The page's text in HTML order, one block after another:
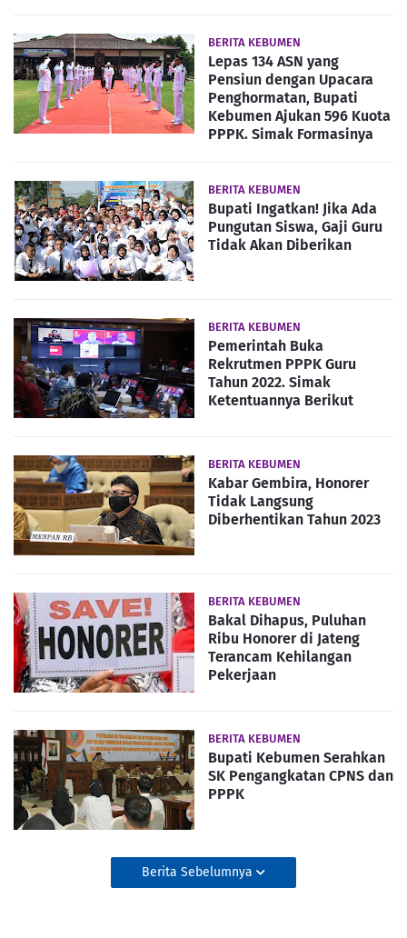
BERITA KEBUMEN
Lepas 134 ASN yang
Pensiun dengan Upacara
Penghormatan, Bupati
Kebumen Ajukan 596 Kuota
PPPK. Simak Formasinya
BERITA KEBUMEN
Bupati Ingatkan! Jika Ada
Pungutan Siswa, Gaji Guru
Tidak Akan Diberikan
BERITA KEBUMEN
Pemerintah Buka
Rekrutmen PPPK Guru
Tahun 2022. Simak
Ketentuannya Berikut
BERITA KEBUMEN
Kabar Gembira, Honorer
Tidak Langsung
Diberhentikan Tahun 2023
BERITA KEBUMEN
Bakal Dihapus, Puluhan
Ribu Honorer di Jateng
Terancam Kehilangan
Pekerjaan
BERITA KEBUMEN
Bupati Kebumen Serahkan
SK Pengangkatan CPNS dan
PPPK
Berita Sebelumnya